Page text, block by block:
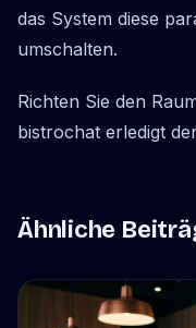
das System diese
umschalten.
Richten Sie den
bistrochat erledigt
Ähnliche